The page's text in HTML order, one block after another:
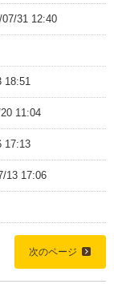
07/31 12:40
18:51
11:04
17:13
13 17:06
次のページ